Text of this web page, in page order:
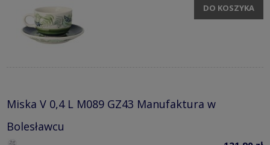
DO KOSZYKA
Miska V 0,4 L M089 GZ43 Manufaktura w
Bolesławcu